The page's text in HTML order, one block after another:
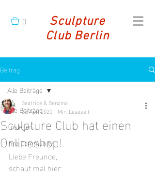
0
Sculpture
Club Berlin
Beitrag
Alle Beiträge
Loslegen
Ihre Community
Alle Beiträge
Sculpture Club hat einen
Onlineshop!
Beatrice & Benzina
25. Apr. 20201 Min. Lesezeit
Liebe Freunde,
schaut mal hier: